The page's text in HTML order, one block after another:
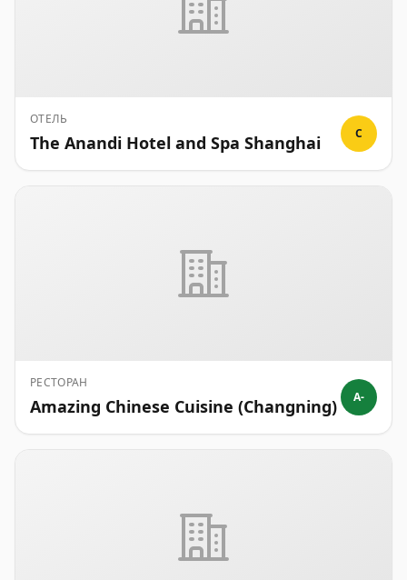
ОТЕЛЬ
The Anandi Hotel and Spa Shanghai C
РЕСТОРАН
Amazing Chinese Cuisine (Changning) A-